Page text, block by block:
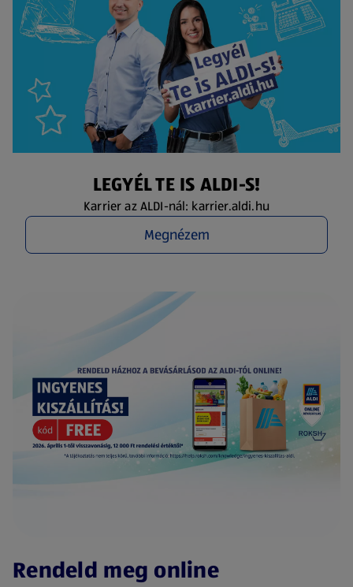
LEGYÉL TE IS ALDI-S!
Karrier az ALDI-nál: karrier.aldi.hu
Megnézem
Rendeld meg online